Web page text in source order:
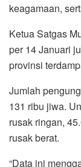
keagamaan,
Ketua Satgas
per 14 Januari
provinsi
Jumlah
131 ribu jiwa.
rusak ringan,
rusak berat.
“Data ini